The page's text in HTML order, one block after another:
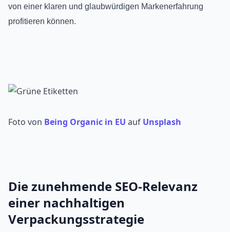
von einer klaren und glaubwürdigen Markenerfahrung
profitieren können.
Foto von Being Organic in EU auf Unsplash
Die zunehmende SEO-Relevanz
einer nachhaltigen
Verpackungsstrategie